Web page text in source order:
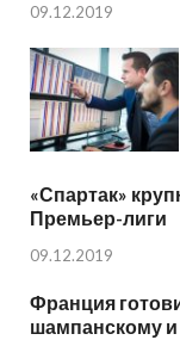
09.12.2019
«Спартак»
Премьер-лиги
09.12.2019
Франция
шампанскому